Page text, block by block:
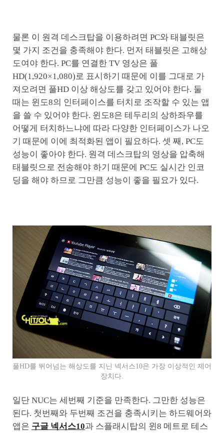
물론 이 원격 데스크탑을 이용하려면 PC와 태블릿은
몇 가지 조건을 충족해야 한다. 먼저 태블릿은 고해상
도여야 한다. PC를 연결한 TV 영상은 풀
HD(1,920×1,080)로 표시하기 때문에 이를 그대로 가
져오려면 풀HD 이상 해상도를 갖고 있어야 한다. 둘
때는 윈도8의 인터페이스를 터치로 조작할 수 있는 앱
을 쓸 수 있어야 한다. 윈도8은 테두리의 상하좌우를
어떻게 터치하느냐에 따라 다양한 인터페이스가 나오
기 때문에 이에 최적화된 앱이 필요하다. 셋 째, PC도
성능이 좋아야 한다. 원격 데스크탑의 영상을 압축해
태블릿으로 전송해야 하기 때문에 PC도 실시간 인코
딩을 해야 하므로 그만큼 성능이 좋을 필요가 있다.
풀HD를 뛰어넘는 해상도를 지닌 넥서스10은 가장 이상적인 제어
장치다.
일단 NUC는 세번째 기준을 만족한다. 그만한 성능은
된다. 첫번째와 두번째 조건을 충족시키는 하드웨어와
앱은 구글 넥서스10과 스플래시탑의 윈8 메트로 테스